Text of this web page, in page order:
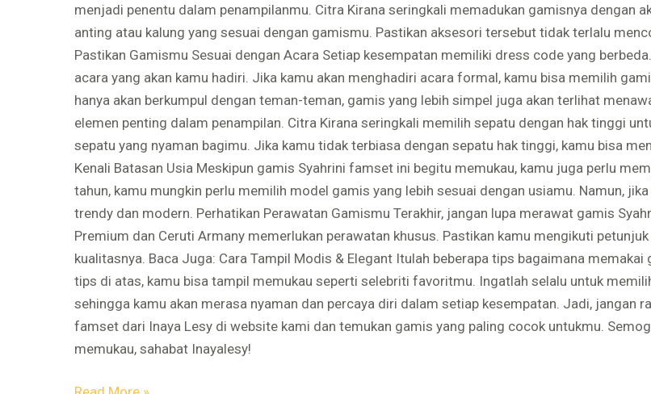
menjadi penentu dalam penampilanmu. Citra Kirana seringkali memadukan gamisnya dengan
anting atau kalung yang sesuai dengan gamismu. Pastikan aksesori tersebut tidak terlalu
Pastikan Gamismu Sesuai dengan Acara Setiap kesempatan memiliki dress code yang
acara yang akan kamu hadiri. Jika kamu akan menghadiri acara formal, kamu bisa memilih
hanya akan berkumpul dengan teman-teman, gamis yang lebih simpel juga akan terlihat
elemen penting dalam penampilan. Citra Kirana seringkali memilih sepatu dengan hak tinggi
sepatu yang nyaman bagimu. Jika kamu tidak terbiasa dengan sepatu hak tinggi, kamu bisa
Kenali Batasan Usia Meskipun gamis Syahrini famset ini begitu memukau, kamu juga perlu
tahun, kamu mungkin perlu memilih model gamis yang lebih sesuai dengan usiamu. Namun,
trendy dan modern. Perhatikan Perawatan Gamismu Terakhir, jangan lupa merawat gamis
Premium dan Ceruti Armany memerlukan perawatan khusus. Pastikan kamu mengikuti
kualitasnya. Baca Juga: Cara Tampil Modis & Elegant Itulah beberapa tips bagaimana
tips di atas, kamu bisa tampil memukau seperti selebriti favoritmu. Ingatlah selalu untuk
sehingga kamu akan merasa nyaman dan percaya diri dalam setiap kesempatan. Jadi, jangan
famset dari Inaya Lesy di website kami dan temukan gamis yang paling cocok untukmu.
memukau, sahabat Inayalesy!